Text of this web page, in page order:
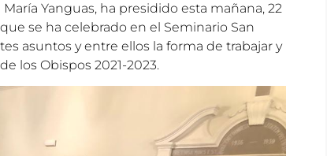
Yanguas, ha presidido esta mañana, 22
se ha celebrado en el Seminario San
asuntos y entre ellos la forma de trabajar y
los Obispos 2021-2023.